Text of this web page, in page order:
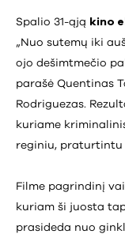
Spalio 31-ąją kino
„Nuo sutemų iki
ojo dešimtmečio
parašė Quentinas
Rodriguezas.
kuriame
reginiu, praturtintu
Filme pagrindinį
kuriam ši juosta
prasideda nuo